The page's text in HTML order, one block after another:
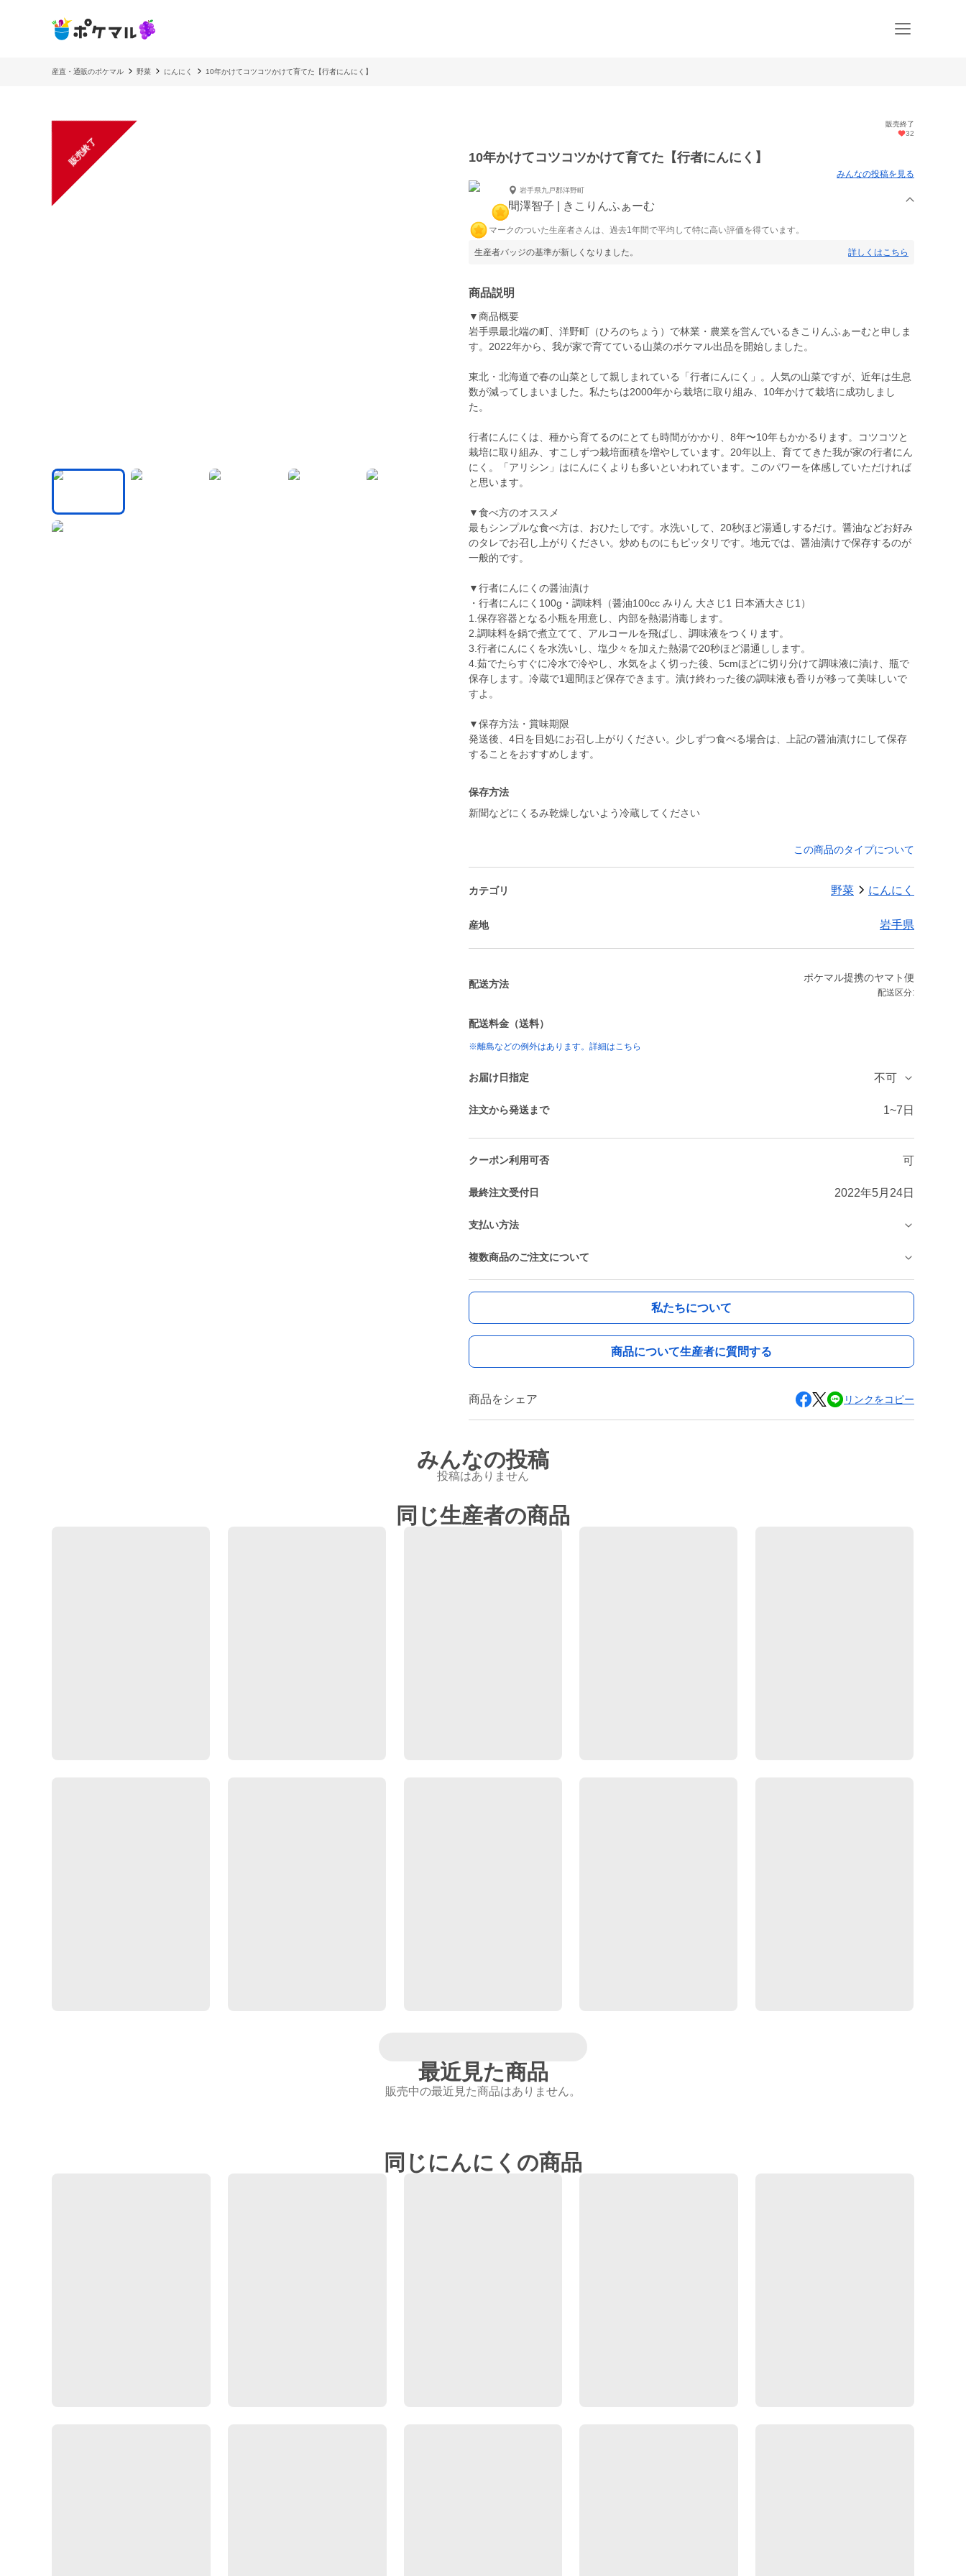
産直・通販のポケマル 野菜 にんにく 10年かけてコツコツかけて育てた【行者にんにく】
販売終了
販売終了
32
10年かけてコツコツかけて育てた【行者にんにく】
みんなの投稿を見る
岩手県九戸郡洋野町
間澤智子 | きこりんふぁーむ
マークのついた生産者さんは、過去1年間で平均して特に高い評価を得ています。
生産者バッジの基準が新しくなりました。 詳しくはこちら
商品説明
▼商品概要
岩手県最北端の町、洋野町（ひろのちょう）で林業・農業を営んでいるきこりんふぁーむと申しま
す。2022年から、我が家で育てている山菜のポケマル出品を開始しました。
東北・北海道で春の山菜として親しまれている「行者にんにく」。人気の山菜ですが、近年は生息
数が減ってしまいました。私たちは2000年から栽培に取り組み、10年かけて栽培に成功しまし
た。
行者にんにくは、種から育てるのにとても時間がかかり、8年〜10年もかかるります。コツコツと
栽培に取り組み、すこしずつ栽培面積を増やしています。20年以上、育ててきた我が家の行者にん
にく。「アリシン」はにんにくよりも多いといわれています。このパワーを体感していただければ
と思います。
▼食べ方のオススメ
最もシンプルな食べ方は、おひたしです。水洗いして、20秒ほど湯通しするだけ。醤油などお好み
のタレでお召し上がりください。炒めものにもピッタリです。地元では、醤油漬けで保存するのが
一般的です。
▼行者にんにくの醤油漬け
・行者にんにく100g・調味料（醤油100cc みりん 大さじ1 日本酒大さじ1）
1.保存容器となる小瓶を用意し、内部を熱湯消毒します。
2.調味料を鍋で煮立てて、アルコールを飛ばし、調味液をつくります。
3.行者にんにくを水洗いし、塩少々を加えた熱湯で20秒ほど湯通しします。
4.茹でたらすぐに冷水で冷やし、水気をよく切った後、5cmほどに切り分けて調味液に漬け、瓶で
保存します。冷蔵で1週間ほど保存できます。漬け終わった後の調味液も香りが移って美味しいで
すよ。
▼保存方法・賞味期限
発送後、4日を目処にお召し上がりください。少しずつ食べる場合は、上記の醤油漬けにして保存
することをおすすめします。
保存方法
新聞などにくるみ乾燥しないよう冷蔵してください
この商品のタイプについて
カテゴリ 野菜 にんにく
産地 岩手県
配送方法
ポケマル提携のヤマト便
配送区分:
配送料金（送料）
※離島などの例外はあります。詳細はこちら
お届け日指定 不可
注文から発送まで 1~7日
クーポン利用可否 可
最終注文受付日 2022年5月24日
支払い方法
複数商品のご注文について
私たちについて
商品について生産者に質問する
商品をシェア リンクをコピー
みんなの投稿
投稿はありません
同じ生産者の商品
最近見た商品
販売中の最近見た商品はありません。
同じにんにくの商品